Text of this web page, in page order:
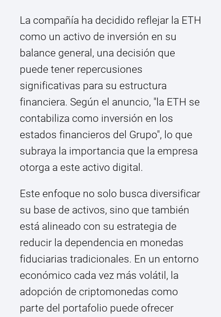
La compañía ha decidido reflejar la ETH
como un activo de inversión en su
balance general, una decisión que
puede tener repercusiones
significativas para su estructura
financiera. Según el anuncio, "la ETH se
contabiliza como inversión en los
estados financieros del Grupo", lo que
subraya la importancia que la empresa
otorga a este activo digital.
Este enfoque no solo busca diversificar
su base de activos, sino que también
está alineado con su estrategia de
reducir la dependencia en monedas
fiduciarias tradicionales. En un entorno
económico cada vez más volátil, la
adopción de criptomonedas como
parte del portafolio puede ofrecer